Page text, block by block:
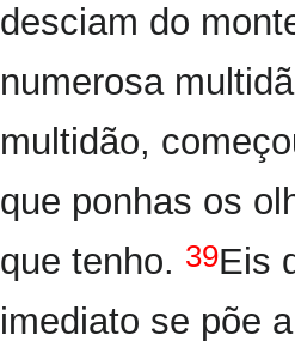
desciam do
numerosa
multidão,
que ponhas os
que tenho. 39Eis
imediato se põe